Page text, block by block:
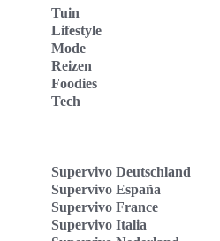
Tuin
Lifestyle
Mode
Reizen
Foodies
Tech
Supervivo Deutschland
Supervivo España
Supervivo France
Supervivo Italia